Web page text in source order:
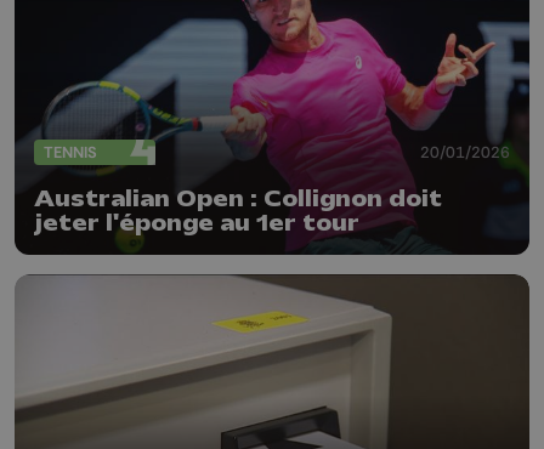
TENNIS 20/01/2026
Australian Open : Collignon doit
jeter l'éponge au 1er tour